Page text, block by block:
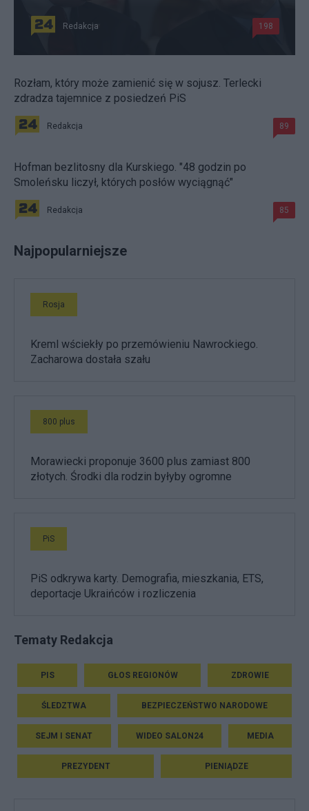
Redakcja 198
Rozłam, który może zamienić się w sojusz. Terlecki
zdradza tajemnice z posiedzeń PiS
Redakcja 89
Hofman bezlitosny dla Kurskiego. "48 godzin po
Smoleńsku liczył, których posłów wyciągnąć"
Redakcja 85
Najpopularniejsze
Rosja
Kreml wściekły po przemówieniu Nawrockiego.
Zacharowa dostała szału
800 plus
Morawiecki proponuje 3600 plus zamiast 800
złotych. Środki dla rodzin byłyby ogromne
PiS
PiS odkrywa karty. Demografia, mieszkania, ETS,
deportacje Ukraińców i rozliczenia
Tematy Redakcja
PIS GŁOS REGIONÓW ZDROWIE
ŚLEDZTWA BEZPIECZEŃSTWO NARODOWE
SEJM I SENAT WIDEO SALON24 MEDIA
PREZYDENT PIENIĄDZE